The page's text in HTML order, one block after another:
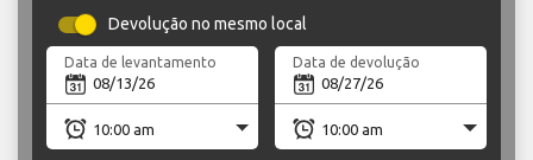
Devolução no mesmo local
Data de levantamento Data de devolução